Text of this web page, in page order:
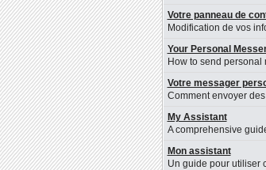
Votre panneau de
Modification de vos
Your Personal
How to send personal
Votre messager
Comment envoyer
My Assistant
A comprehensive
Mon assistant
Un guide pour utiliser